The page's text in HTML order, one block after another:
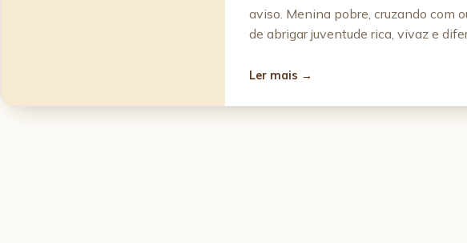
aviso. Menina pobre, cruzando com
de abrigar juventude rica, vivaz e
Ler mais →